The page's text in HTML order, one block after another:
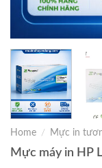
Home / Mực in
Mực máy in HP